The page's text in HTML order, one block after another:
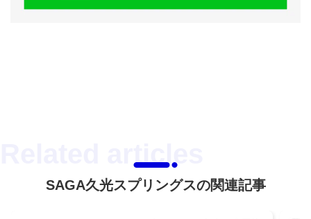
SAGA久光スプリングスの関連記事